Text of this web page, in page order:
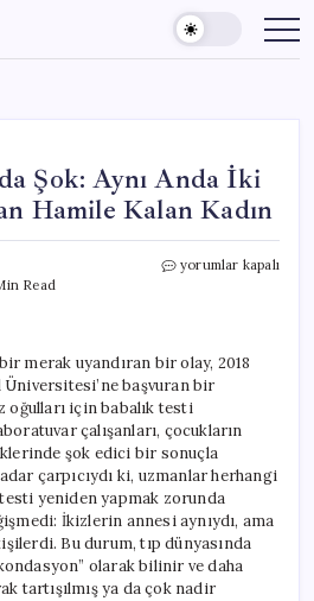
Şok: Aynı Anda İki
Hamile Kalan Kadın
Read
Bilim
İki
Farklı
Babalıktan
Hamile
Kalan
Kadın
için
yorumlar kapalı
merak uyandıran bir olay, 2018
Üniversitesi’ne başvuran bir
oğulları için babalık testi
çalışanları, çocukların
şok edici bir sonuçla
çarpıcıydı ki, uzmanlar herhangi
testi yeniden yapmak zorunda
İkizlerin annesi aynıydı, ama
Bu durum, tıp dünyasında
olarak bilinir ve daha
tartışılmış ya da çok nadir